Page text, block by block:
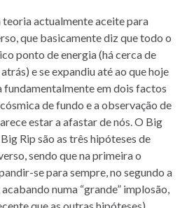
teoria actualmente aceite para
que basicamente diz que todo o
ponto de energia (há cerca de
e se expandiu até ao que hoje
fundamentalmente em dois factos
de fundo e a observação de
estar a afastar de nós. O Big
Rip são as três hipóteses de
sendo que na primeira o
se para sempre, no segundo a
numa “grande” implosão,